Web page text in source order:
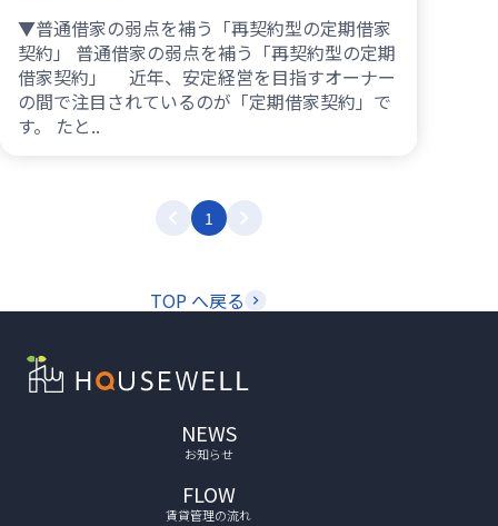
▼普通借家の弱点を補う「再契約型の定期借家
契約」 普通借家の弱点を補う「再契約型の定期
借家契約」 近年、安定経営を目指すオーナー
の間で注目されているのが「定期借家契約」で
す。 たと..
1
TOP へ戻る
NEWS
お知らせ
FLOW
賃貸管理の流れ